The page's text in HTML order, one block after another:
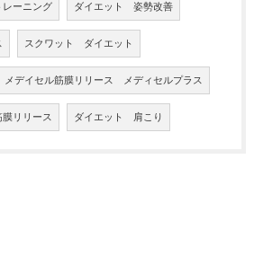
ーニング ダイエット 姿勢改善
スクワット ダイエット
メデイセル筋膜リリース メディセルプラス
リリース ダイエット 肩こり